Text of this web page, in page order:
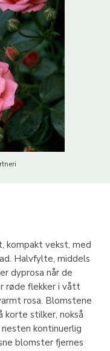
kompakt vekst, med
Halvfylte, middels
dyprosa når de
røde flekker i vått
rosa. Blomstene
stilker, nokså
kontinuerlig
blomster fjernes